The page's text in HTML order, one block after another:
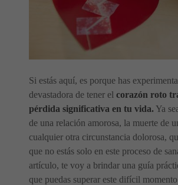
Si estás aquí, es porque has
devastadora de tener el corazón roto
pérdida significativa en tu vida. Ya
de una relación amorosa, la muerte de
cualquier otra circunstancia dolorosa,
que no estás solo en este proceso de
artículo, te voy a brindar una guía
que puedas superar este difícil